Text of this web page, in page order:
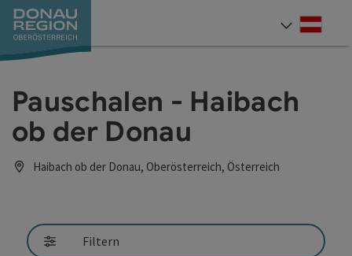
Zum Inhalt
Zur Navigation
Zum Seitenanfang
Zur Kontaktseite
Zum Impressum
Zur Startseite
Pauschalen - Haibach
ob der Donau
Haibach ob der Donau, Oberösterreich, Österreich
Filtern